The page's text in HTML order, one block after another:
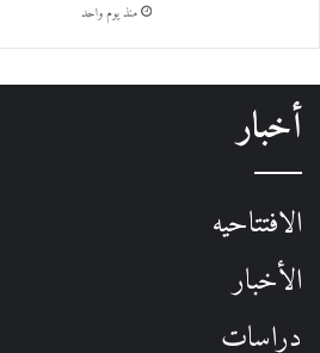
منذ يوم واحد
أخبار
الافتتاحيه
الأخبار
دراسات